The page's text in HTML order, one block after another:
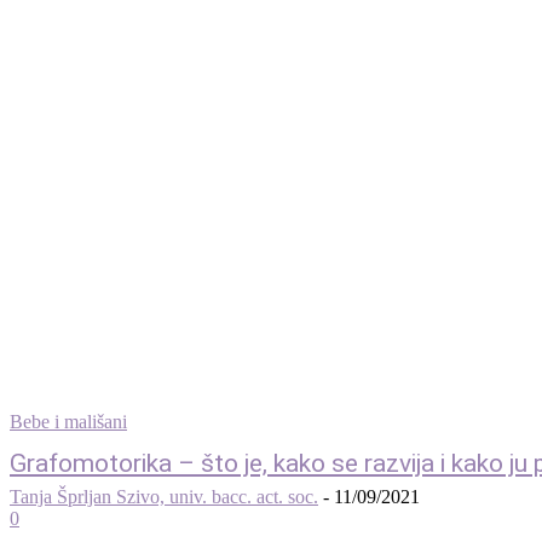
Bebe i mališani
Grafomotorika – što je, kako se razvija i kako ju
Tanja Šprljan Szivo, univ. bacc. act. soc. - 11/09/2021
0